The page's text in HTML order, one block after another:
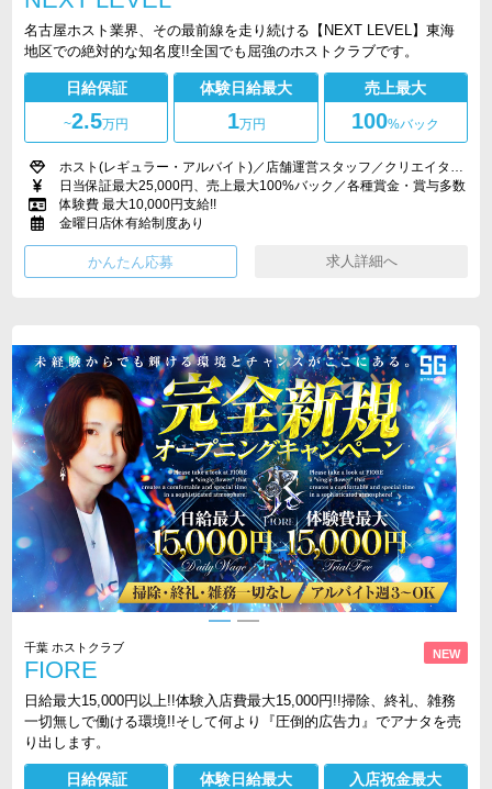
名古屋ホスト業界、その最前線を走り続ける【NEXT LEVEL】東海
地区での絶対的な知名度!!全国でも屈強のホストクラブです。
日給保証
~2.5万円
体験日給最大
1万円
売上最大
100%バック
ホスト(レギュラー・アルバイト)／店舗運営スタッフ／クリエイター(PC作業、デザイン制作など)
日当保証最大25,000円、売上最大100%バック／各種賞金・賞与多数
体験費 最大10,000円支給!!
金曜日店休有給制度あり
求人詳細へ
千葉 ホストクラブ
FIORE
日給最大15,000円以上!!体験入店費最大15,000円!!掃除、終礼、雑務
一切無しで働ける環境!!そして何より『圧倒的広告力』でアナタを売
り出します。
日給保証 体験日給最大 入店祝金最大
NEW